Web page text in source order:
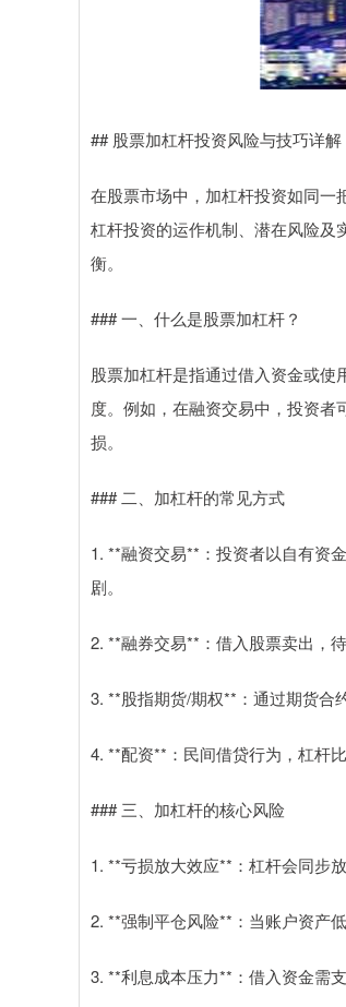
## 股票加杠杆投资风险与技巧详
在股票市场中，加杠杆投资如同一
杠杆投资的运作机制、潜在风险及
衡。
### 一、什么是股票加杠杆？
股票加杠杆是指通过借入资金或
度。例如，在融资交易中，投资
损。
### 二、加杠杆的常见方式
1. **融资交易**：投资者以自有资
剧。
2. **融券交易**：借入股票卖出，
3. **股指期货/期权**：通过期货合
4. **配资**：民间借贷行为，杠杆
### 三、加杠杆的核心风险
1. **亏损放大效应**：杠杆会同步
2. **强制平仓风险**：当账户资产
3. **利息成本压力**：借入资金需